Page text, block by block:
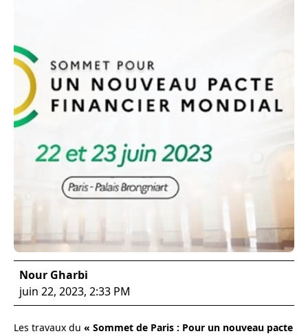
Nour Gharbi
juin 22, 2023, 2:33 PM
Les travaux du « Sommet de Paris : Pour un nouveau pacte